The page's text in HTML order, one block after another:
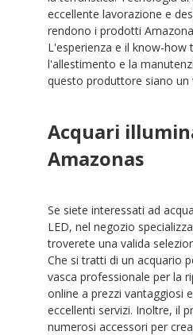
eccellente lavorazione e
rendono i prodotti
L'esperienza e il know-how
l'allestimento e la
questo produttore siano un
Acquari
Amazonas
Se siete interessati ad
LED, nel negozio
troverete una valida
Che si tratti di un acquario
vasca professionale per la
online a prezzi vantaggiosi
eccellenti servizi. Inoltre, il
numerosi accessori per